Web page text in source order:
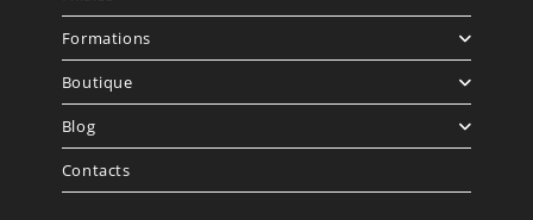
Formations
Boutique
Blog
Contacts